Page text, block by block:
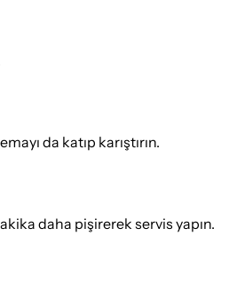
da katıp karıştırın.
daha pişirerek servis yapın.